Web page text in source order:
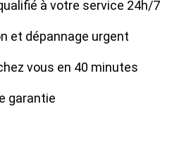
à votre service 24h/7
et dépannage urgent
vous en 40 minutes
garantie